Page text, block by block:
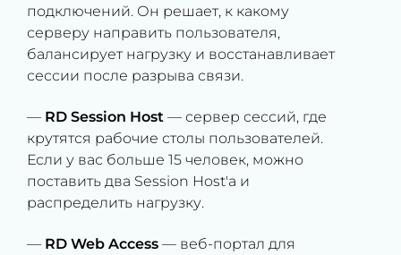
подключений. Он решает, к какому
серверу направить пользователя,
балансирует нагрузку и восстанавливает
сессии после разрыва связи.
— RD Session Host — сервер сессий, где
крутятся рабочие столы пользователей.
Если у вас больше 15 человек, можно
поставить два Session Host'а и
распределить нагрузку.
— RD Web Access — веб-портал для